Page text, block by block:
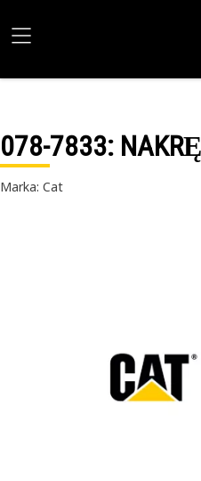
078-7833:
Marka: Cat